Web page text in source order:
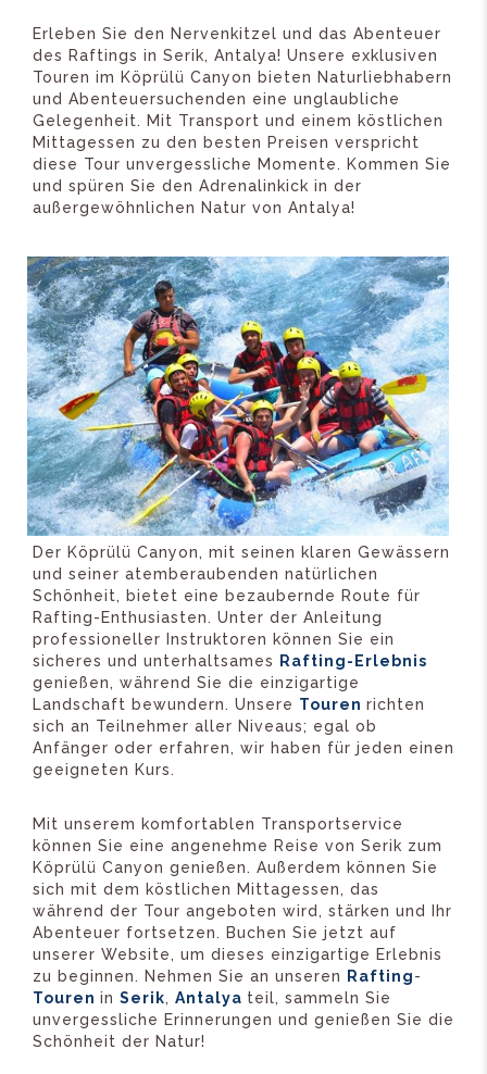
Erleben Sie den Nervenkitzel und das Abenteuer
des Raftings in Serik, Antalya! Unsere exklusiven
Touren im Köprülü Canyon bieten Naturliebhabern
und Abenteuersuchenden eine unglaubliche
Gelegenheit. Mit Transport und einem köstlichen
Mittagessen zu den besten Preisen verspricht
diese Tour unvergessliche Momente. Kommen Sie
und spüren Sie den Adrenalinkick in der
außergewöhnlichen Natur von Antalya!
Der Köprülü Canyon, mit seinen klaren Gewässern
und seiner atemberaubenden natürlichen
Schönheit, bietet eine bezaubernde Route für
Rafting-Enthusiasten. Unter der Anleitung
professioneller Instruktoren können Sie ein
sicheres und unterhaltsames
Rafting-Erlebnis
genießen, während Sie die einzigartige
Landschaft bewundern. Unsere Touren richten
sich an Teilnehmer aller Niveaus; egal ob
Anfänger oder erfahren, wir haben für jeden einen
geeigneten Kurs.
Mit unserem komfortablen Transportservice
können Sie eine angenehme Reise von Serik zum
Köprülü Canyon genießen. Außerdem können Sie
sich mit dem köstlichen Mittagessen, das
während der Tour angeboten wird, stärken und Ihr
Abenteuer fortsetzen. Buchen Sie jetzt auf
unserer Website, um dieses einzigartige Erlebnis
zu beginnen. Nehmen Sie an unseren
Rafting-
Touren in Serik, Antalya teil, sammeln Sie
unvergessliche Erinnerungen und genießen Sie die
Schönheit der Natur!